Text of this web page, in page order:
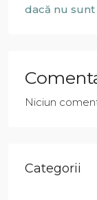
dacă nu
Niciun
Categorii